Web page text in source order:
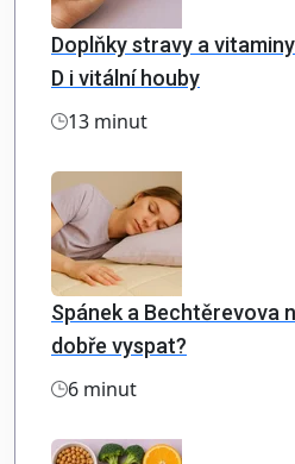
Doplňky stravy a
D i vitální houby
13 minut
Spánek a Bechtěrevova
dobře vyspat?
6 minut